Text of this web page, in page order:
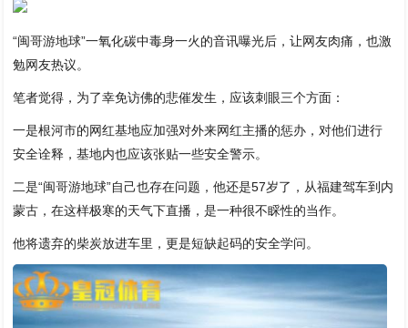
“闽哥游地球”一氧化碳中毒身一火的音讯曝光后，让网友肉痛，也激
勉网友热议。
笔者觉得，为了幸免访佛的悲催发生，应该刺眼三个方面：
一是根河市的网红基地应加强对外来网红主播的惩办，对他们进行
安全诠释，基地内也应该张贴一些安全警示。
二是“闽哥游地球”自己也存在问题，他还是57岁了，从福建驾车到内
蒙古，在这样极寒的天气下直播，是一种很不睬性的当作。
他将遗弃的柴炭放进车里，更是短缺起码的安全学问。